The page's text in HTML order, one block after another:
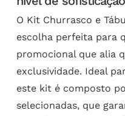
O Kit Churrasco e
escolha perfeita para
promocional que alia
exclusividade. Ideal
este kit é composto
selecionadas, que